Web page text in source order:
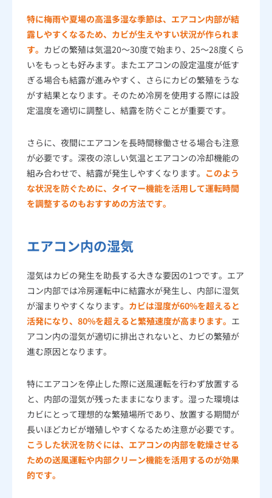
特に梅雨や夏場の高温多湿な季節は、エアコン内部が結
露しやすくなるため、カビが生えやすい状況が作られま
す。 カビの繁殖は気温20～30度で始まり、25～28度くら
いをもっとも好みます。またエアコンの設定温度が低す
ぎる場合も結露が進みやすく、さらにカビの繁殖をうな
がす結果となります。そのため冷房を使用する際には設
定温度を適切に調整し、結露を防ぐことが重要です。
さらに、夜間にエアコンを長時間稼働させる場合も注意
が必要です。深夜の涼しい気温とエアコンの冷却機能の
組み合わせで、結露が発生しやすくなります。 このよう
な状況を防ぐために、タイマー機能を活用して運転時間
を調整するのもおすすめの方法です。
エアコン内の湿気
湿気はカビの発生を助長する大きな要因の1つです。エア
コン内部では冷房運転中に結露水が発生し、内部に湿気
が溜まりやすくなります。 カビは湿度が60%を超えると
活発になり、80%を超えると繁殖速度が高まります。 エ
アコン内の湿気が適切に排出されないと、カビの繁殖が
進む原因となります。
特にエアコンを停止した際に送風運転を行わず放置する
と、内部の湿気が残ったままになります。湿った環境は
カビにとって理想的な繁殖場所であり、放置する期間が
長いほどカビが増殖しやすくなるため注意が必要です。
こうした状況を防ぐには、エアコンの内部を乾燥させる
ための送風運転や内部クリーン機能を活用するのが効果
的です。